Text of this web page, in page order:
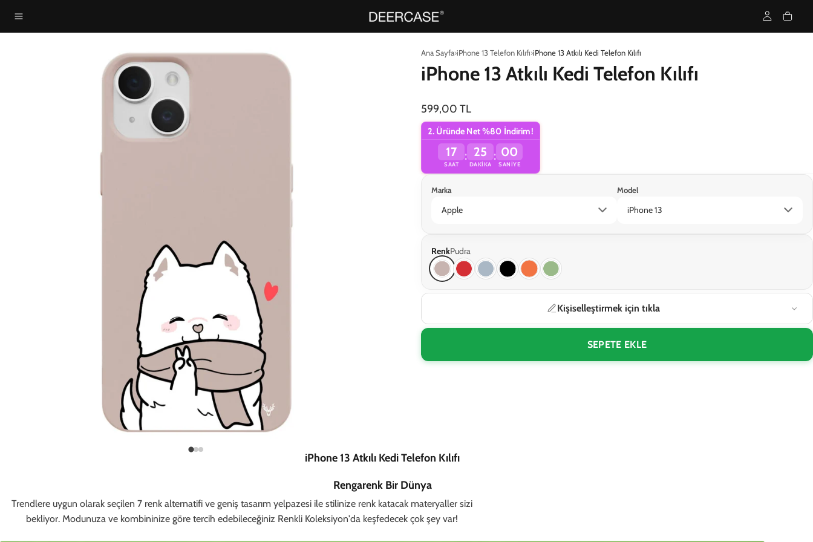
Ana Sayfa iPhone 13 Telefon Kılıfı iPhone 13 Atkılı Kedi Telefon Kılıfı
iPhone 13 Atkılı Kedi Telefon Kılıfı
599,00 TL
2. Üründe Net %80 İndirim!
17
SAAT
: 24
DAKIKA
: 59
SANIYE
Marka Model
RenkPudra
Kişiselleştirmek için tıkla
SEPETE EKLE